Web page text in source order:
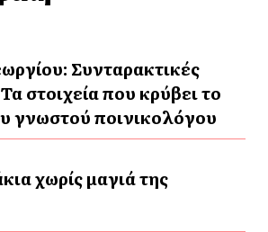
Συνταρακτικές
στοιχεία που κρύβει το
γνωστού ποινικολόγου
χωρίς μαγιά της